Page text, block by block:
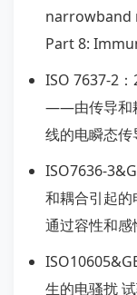
narrowband
Part 8:
ISO 7637-2
——由传导和
线的电瞬态传
ISO7636-
和耦合引起
通过容性和
生的电骚扰